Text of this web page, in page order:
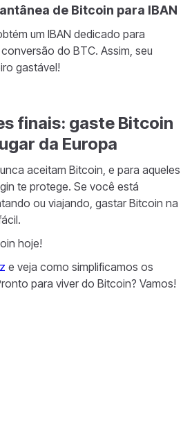
de Bitcoin para IBAN
um IBAN dedicado para
do BTC. Assim, seu
gastável!
finais: gaste Bitcoin
da Europa
aceitam Bitcoin, e para aqueles
te protege. Se você está
ou viajando, gastar Bitcoin na
hoje!
e veja como simplificamos os
para viver do Bitcoin? Vamos!